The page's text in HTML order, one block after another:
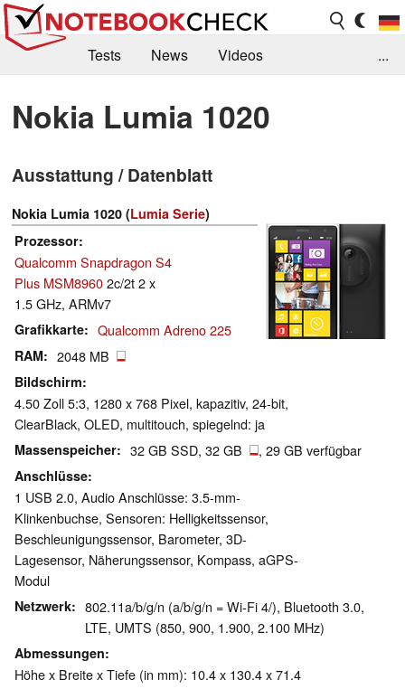
Tests News
Videos
Kaufberatung
Deals Suche
Forum
...
Nokia Lumia 1020
Ausstattung / Datenblatt
Nokia Lumia 1020 (Lumia Serie)
Prozessor
Qualcomm Snapdragon S4
Plus MSM89602c/2t 2 x
1.5 GHz, ARMv7
Grafikkarte Qualcomm Adreno 225
RAM 2048 MB
Bildschirm
4.50 Zoll 5:3, 1280 x 768 Pixel, kapazitiv, 24-bit,
ClearBlack, OLED, multitouch, spiegelnd: ja
Massenspeicher 32 GB SSD, 32 GB , 29 GB verfügbar
Anschlüsse
1 USB 2.0, Audio Anschlüsse: 3.5-mm-
Klinkenbuchse, Sensoren: Helligkeitssensor,
Beschleunigungssensor, Barometer, 3D-
Lagesensor, Näherungssensor, Kompass, aGPS-
Modul
Netzwerk
802.11a/b/g/n (a/b/g/n = Wi-Fi 4/), Bluetooth 3.0,
LTE, UMTS (850, 900, 1.900, 2.100 MHz)
Abmessungen
Höhe x Breite x Tiefe (in mm): 10.4 x 130.4 x 71.4